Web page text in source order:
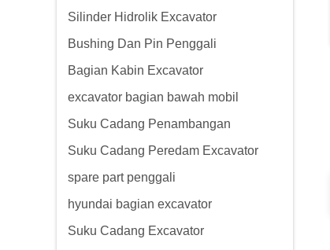
Silinder Hidrolik Excavator
Bushing Dan Pin Penggali
Bagian Kabin Excavator
excavator bagian bawah mobil
Suku Cadang Penambangan
Suku Cadang Peredam Excavator
spare part penggali
hyundai bagian excavator
Suku Cadang Excavator